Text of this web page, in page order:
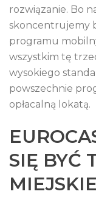
rozwiązanie. Bo
skoncentrujemy
programu
wszystkim tę
wysokiego
powszechnie
opłacalną lokatą.
SIĘ BYĆ